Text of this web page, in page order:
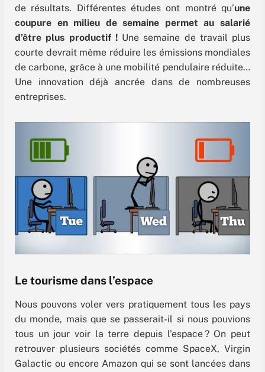
de résultats. Différentes études ont montré qu’une
coupure en milieu de semaine permet au salarié
d’être plus productif !Une semaine de travail plus
courte devrait même réduire les émissions mondiales
de carbone, grâce à une mobilité pendulaire réduite…
Une innovation déjà ancrée dans de nombreuses
entreprises.
Le tourisme dans l’espace
Nous pouvons voler vers pratiquement tous les pays
du monde, mais que se passerait-il si nous pouvions
tous un jour voir la terre depuis l’espace ? On peut
retrouver plusieurs sociétés comme SpaceX, Virgin
Galactic ou encore Amazon qui se sont lancées dans